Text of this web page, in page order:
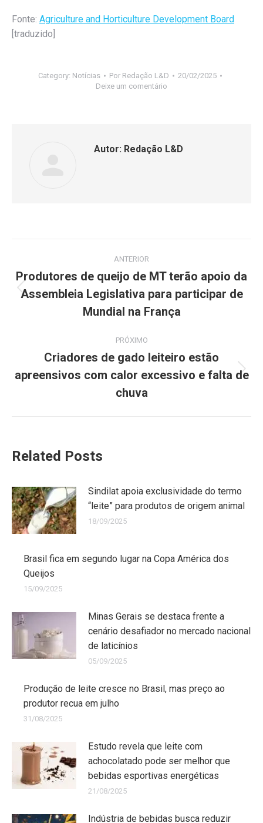
Fonte: Agriculture and Horticulture Development Board
[traduzido]
Category: Notícias Por Redação L&D
20/02/2025
Deixe um comentário
Autor: Redação L&D
ANTERIOR
Produtores de queijo de MT terão apoio da
Assembleia Legislativa para participar de
Mundial na França
PRÓXIMO
Criadores de gado leiteiro estão
apreensivos com calor excessivo e falta de
chuva
Related Posts
Sindilat apoia exclusividade do termo
“leite” para produtos de origem animal
18/09/2025
Brasil fica em segundo lugar na Copa América dos
Queijos
15/09/2025
Minas Gerais se destaca frente a
cenário desafiador no mercado nacional
de laticínios
05/09/2025
Produção de leite cresce no Brasil, mas preço ao
produtor recua em julho
31/08/2025
Estudo revela que leite com
achocolatado pode ser melhor que
bebidas esportivas energéticas
21/08/2025
Indústria de bebidas busca reduzir